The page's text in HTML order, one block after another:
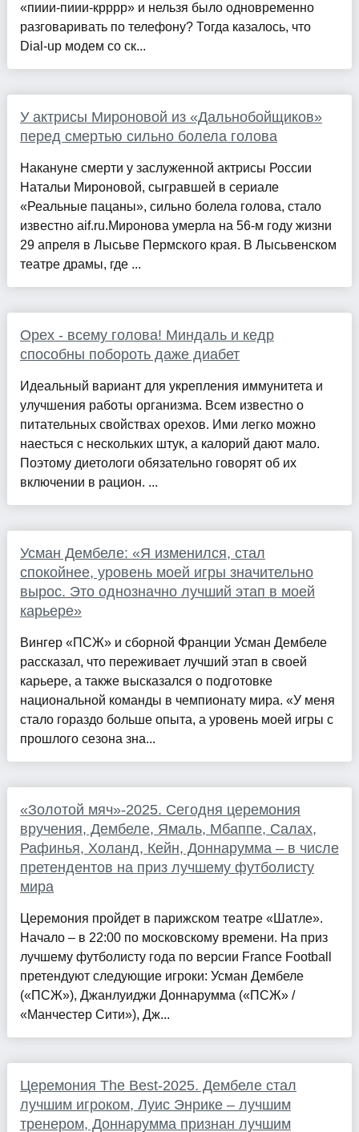
«пиии-пиии-крррр» и нельзя было одновременно
разговаривать по телефону? Тогда казалось, что
Dial-up модем со ск...
У актрисы Мироновой из «Дальнобойщиков»
перед смертью сильно болела голова
Накануне смерти у заслуженной актрисы России
Натальи Мироновой, сыгравшей в сериале
«Реальные пацаны», сильно болела голова, стало
известно aif.ru.Миронова умерла на 56-м году жизни
29 апреля в Лысьве Пермского края. В Лысьвенском
театре драмы, где ...
Орех - всему голова! Миндаль и кедр
способны побороть даже диабет
Идеальный вариант для укрепления иммунитета и
улучшения работы организма. Всем известно о
питательных свойствах орехов. Ими легко можно
наесться с нескольких штук, а калорий дают мало.
Поэтому диетологи обязательно говорят об их
включении в рацион. ...
Усман Дембеле: «Я изменился, стал
спокойнее, уровень моей игры значительно
вырос. Это однозначно лучший этап в моей
карьере»
Вингер «ПСЖ» и сборной Франции Усман Дембеле
рассказал, что переживает лучший этап в своей
карьере, а также высказался о подготовке
национальной команды в чемпионату мира. «У меня
стало гораздо больше опыта, а уровень моей игры с
прошлого сезона зна...
«Золотой мяч»-2025. Сегодня церемония
вручения, Дембеле, Ямаль, Мбаппе, Салах,
Рафинья, Холанд, Кейн, Доннарумма – в числе
претендентов на приз лучшему футболисту
мира
Церемония пройдет в парижском театре «Шатле».
Начало – в 22:00 по московскому времени. На приз
лучшему футболисту года по версии France Football
претендуют следующие игроки: Усман Дембеле
(«ПСЖ»), Джанлуиджи Доннарумма («ПСЖ» /
«Манчестер Сити»), Дж...
Церемония The Best-2025. Дембеле стал
лучшим игроком, Луис Энрике – лучшим
тренером, Доннарумма признан лучшим